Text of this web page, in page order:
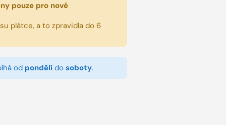
pouze pro nové
plátce, a to zpravidla do 6
od pondělído soboty.